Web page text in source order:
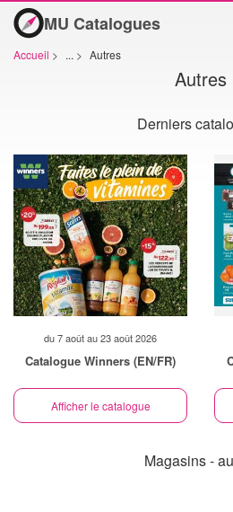
MU Catalogues
Accueil > ... > Autres
Autres
Derniers
du 7 août au 23 août 2026
Catalogue Winners (EN/FR)
Afficher le catalogue
Magasins -